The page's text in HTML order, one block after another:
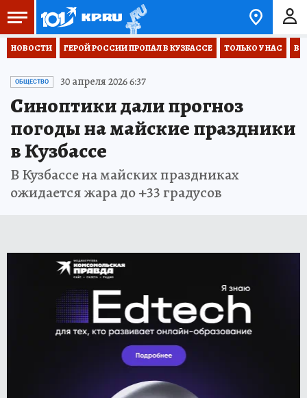
НОВОСТИ ГЕРОЙ РОССИИ ПРОПАЛ В КУЗБАССЕ ТОЛЬКО У НАС
ОБЩЕСТВО 30 апреля 2026 6:37
Синоптики дали прогноз
погоды на майские праздники
в Кузбассе
В Кузбассе на майских праздниках
ожидается жара до +33 градусов